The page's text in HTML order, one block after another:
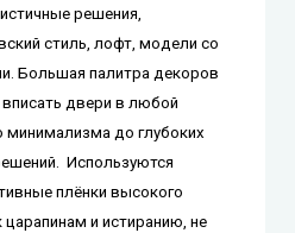
решения,
стиль, лофт, модели со
Большая палитра декоров
двери в любой
минимализма до глубоких
Используются
плёнки высокого
царапинам и истиранию, не